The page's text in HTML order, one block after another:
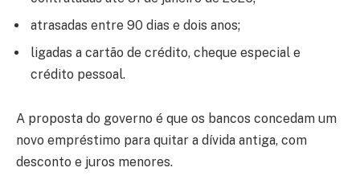
atrasadas entre 90 dias e dois anos;
ligadas a cartão de crédito, cheque especial e
crédito pessoal.
A proposta do governo é que os bancos concedam um
novo empréstimo para quitar a dívida antiga, com
desconto e juros menores.